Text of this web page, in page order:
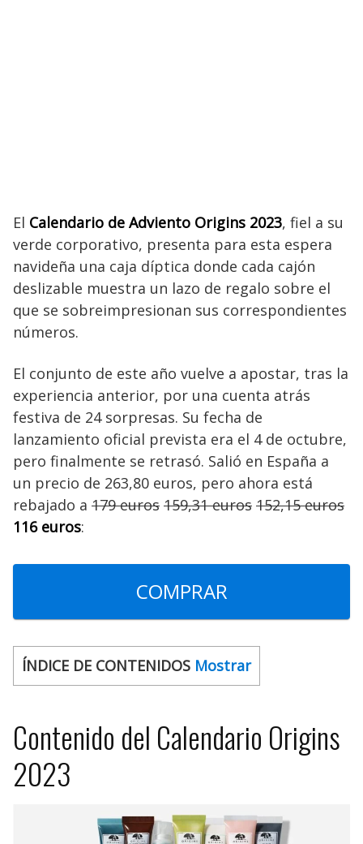
El Calendario de Adviento Origins 2023, fiel a su
verde corporativo, presenta para esta espera
navideña una caja díptica donde cada cajón
deslizable muestra un lazo de regalo sobre el
que se sobreimpresionan sus correspondientes
números.
El conjunto de este año vuelve a apostar, tras la
experiencia anterior, por una cuenta atrás
festiva de 24 sorpresas. Su fecha de
lanzamiento oficial prevista era el 4 de octubre,
pero finalmente se retrasó. Salió en España a
un precio de 263,80 euros, pero ahora está
rebajado a 179 euros 159,31 euros 152,15 euros
116 euros:
COMPRAR
ÍNDICE DE CONTENIDOS Mostrar
Contenido del Calendario Origins
2023